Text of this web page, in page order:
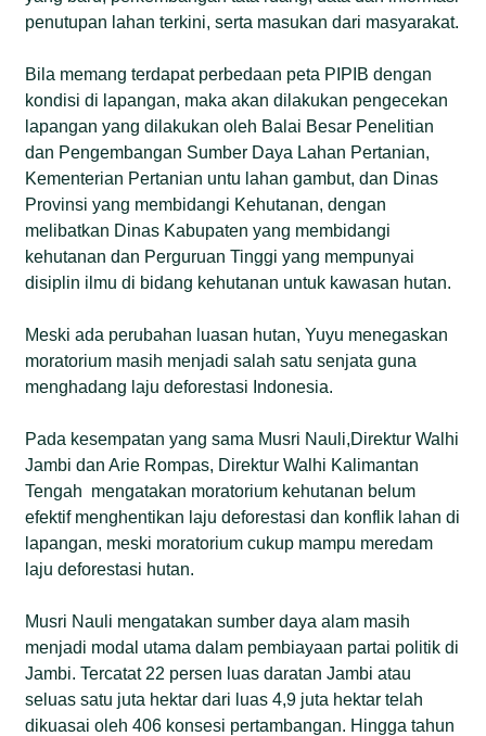
penutupan lahan terkini, serta masukan dari masyarakat.
Bila memang terdapat perbedaan peta PIPIB dengan
kondisi di lapangan, maka akan dilakukan pengecekan
lapangan yang dilakukan oleh Balai Besar Penelitian
dan Pengembangan Sumber Daya Lahan Pertanian,
Kementerian Pertanian untu lahan gambut, dan Dinas
Provinsi yang membidangi Kehutanan, dengan
melibatkan Dinas Kabupaten yang membidangi
kehutanan dan Perguruan Tinggi yang mempunyai
disiplin ilmu di bidang kehutanan untuk kawasan hutan.
Meski ada perubahan luasan hutan, Yuyu menegaskan
moratorium masih menjadi salah satu senjata guna
menghadang laju deforestasi Indonesia.
Pada kesempatan yang sama Musri Nauli,Direktur Walhi
Jambi dan Arie Rompas, Direktur Walhi Kalimantan
Tengah mengatakan moratorium kehutanan belum
efektif menghentikan laju deforestasi dan konflik lahan di
lapangan, meski moratorium cukup mampu meredam
laju deforestasi hutan.
Musri Nauli mengatakan sumber daya alam masih
menjadi modal utama dalam pembiayaan partai politik di
Jambi. Tercatat 22 persen luas daratan Jambi atau
seluas satu juta hektar dari luas 4,9 juta hektar telah
dikuasai oleh 406 konsesi pertambangan. Hingga tahun